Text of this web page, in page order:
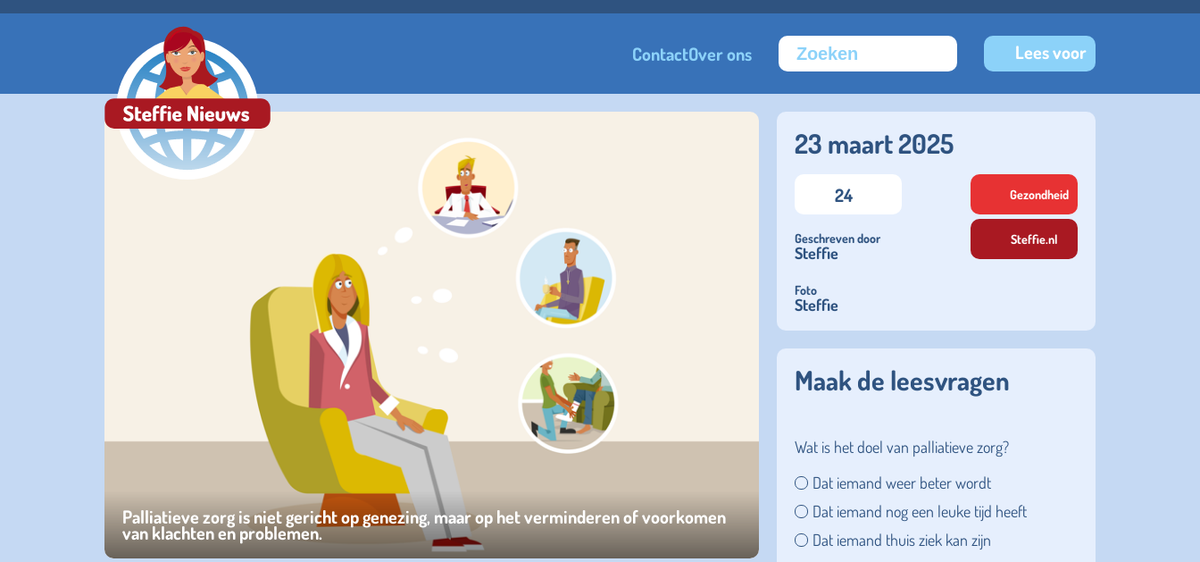
ContactOver ons Lees voor
Palliatieve zorg is niet gericht op genezing, maar op het verminderen of voorkomen
van klachten en problemen.
23 maart 2025
24
Geschreven door
Steffie
Foto
Steffie
Gezondheid
Steffie.nl
Maak de leesvragen
Wat is het doel van palliatieve zorg?
Dat iemand weer beter wordt
Dat iemand nog een leuke tijd heeft
Dat iemand thuis ziek kan zijn